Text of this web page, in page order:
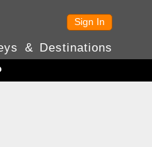
Sign In
& Destinations